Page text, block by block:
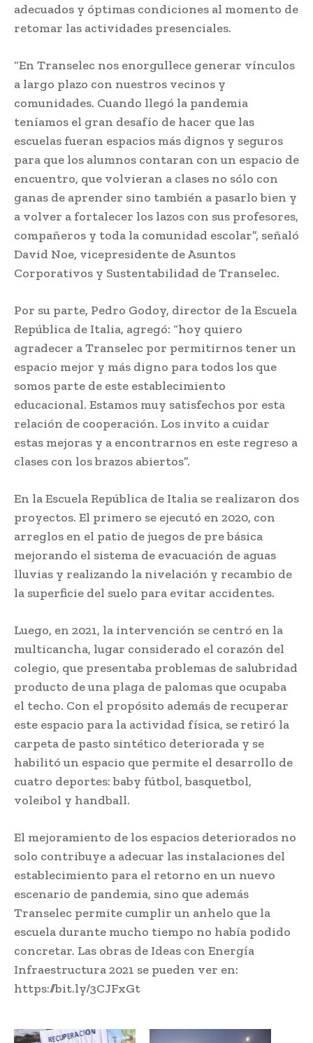
adecuados y óptimas condiciones al momento de
retomar las actividades presenciales.
“En Transelec nos enorgullece generar vínculos
a largo plazo con nuestros vecinos y
comunidades. Cuando llegó la pandemia
teníamos el gran desafío de hacer que las
escuelas fueran espacios más dignos y seguros
para que los alumnos contaran con un espacio de
encuentro, que volvieran a clases no sólo con
ganas de aprender sino también a pasarlo bien y
a volver a fortalecer los lazos con sus profesores,
compañeros y toda la comunidad escolar”, señaló
David Noe, vicepresidente de Asuntos
Corporativos y Sustentabilidad de Transelec.
Por su parte, Pedro Godoy, director de la Escuela
República de Italia, agregó: “hoy quiero
agradecer a Transelec por permitirnos tener un
espacio mejor y más digno para todos los que
somos parte de este establecimiento
educacional. Estamos muy satisfechos por esta
relación de cooperación. Los invito a cuidar
estas mejoras y a encontrarnos en este regreso a
clases con los brazos abiertos”.
En la Escuela República de Italia se realizaron dos
proyectos. El primero se ejecutó en 2020, con
arreglos en el patio de juegos de pre básica
mejorando el sistema de evacuación de aguas
lluvias y realizando la nivelación y recambio de
la superficie del suelo para evitar accidentes.
Luego, en 2021, la intervención se centró en la
multicancha, lugar considerado el corazón del
colegio, que presentaba problemas de salubridad
producto de una plaga de palomas que ocupaba
el techo. Con el propósito además de recuperar
este espacio para la actividad física, se retiró la
carpeta de pasto sintético deteriorada y se
habilitó un espacio que permite el desarrollo de
cuatro deportes: baby fútbol, basquetbol,
voleibol y handball.
El mejoramiento de los espacios deteriorados no
solo contribuye a adecuar las instalaciones del
establecimiento para el retorno en un nuevo
escenario de pandemia, sino que además
Transelec permite cumplir un anhelo que la
escuela durante mucho tiempo no había podido
concretar. Las obras de Ideas con Energía
Infraestructura 2021 se pueden ver en:
https://bit.ly/3CJFxGt